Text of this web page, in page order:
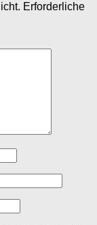
Erforderliche